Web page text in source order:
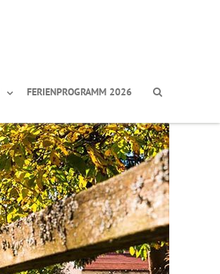
FERIENPROGRAMM 2026